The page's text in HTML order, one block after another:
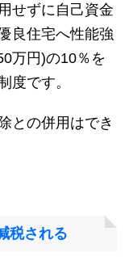
せずに自己資金
良住宅へ性能強
万円)の10％を
度です。
との併用はでき
税される